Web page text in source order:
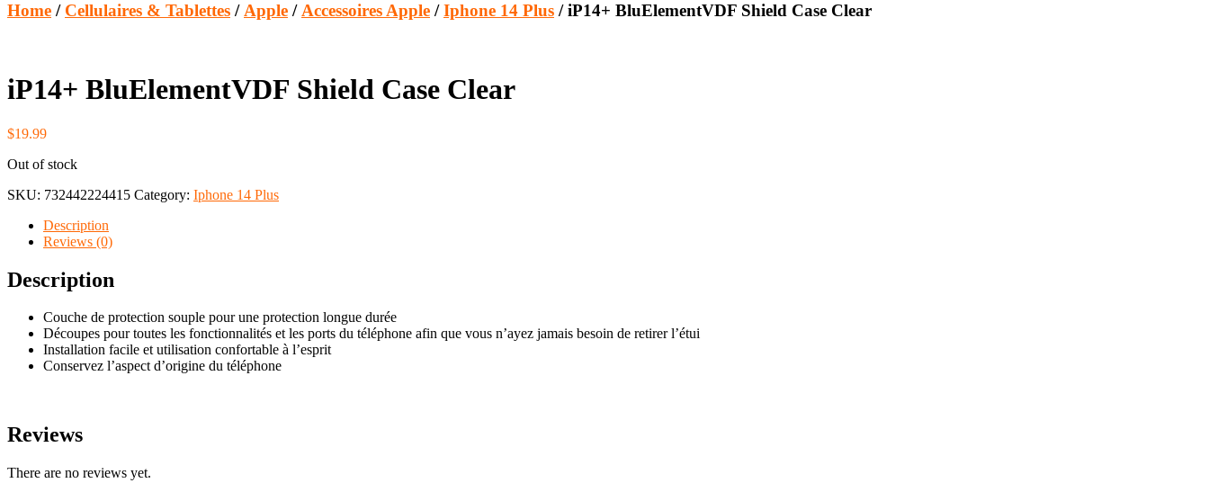
Home / Cellulaires & Tablettes / Apple / Accessoires Apple /Iphone 14 Plus / iP14+ BluElementVDF Shield Case Clear
iP14+ BluElementVDF Shield Case Clear
$19.99
Out of stock
SKU: 732442224415 Category: Iphone 14 Plus
Description
Reviews (0)
Description
Couche de protection souple pour une protection longue durée
Découpes pour toutes les fonctionnalités et les ports du téléphone afin que vous n’ayez jamais besoin de retirer l’étui
Installation facile et utilisation confortable à l’esprit
Conservez l’aspect d’origine du téléphone
Reviews
There are no reviews yet.